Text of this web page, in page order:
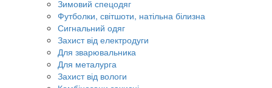
Зимовий спецодяг
Футболки, світшоти, натільна білизна
Сигнальний одяг
Захист від електродуги
Для зварювальника
Для металурга
Захист від вологи